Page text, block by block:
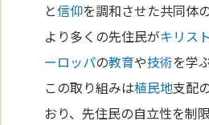
と信仰を調和させた共同体
より多くの先住民がキリス
ーロッパの教育や技術を学
この取り組みは植民地支配
おり、先住民の自立性を制